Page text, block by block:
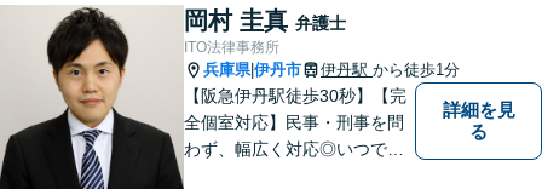
期の対策こそが解決にとって
最も有効な手段です。最高の
法的サービスを社会の隅々に
まで届けます。
岡村 圭真 弁護士
ITO法律事務所
兵庫県|伊丹市 伊丹駅 から徒歩1分
【阪急伊丹駅徒歩30秒】【完
全個室対応】民事・刑事を問
わず、幅広く対応◎いつでも
詳細を見
る